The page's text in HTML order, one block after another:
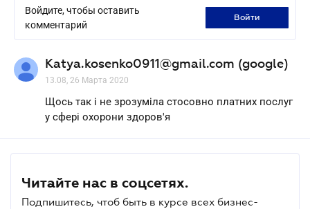
Войдите, чтобы оставить
комментарий
войти
Katya.kosenko0911@gmail.com (google)
13.08, 26 Марта 2020
Щось так і не зрозуміла стосовно платних послуг
у сфері охорони здоров'я
Читайте нас в соцсетях.
Подпишитесь, чтоб быть в курсе всех бизнес-